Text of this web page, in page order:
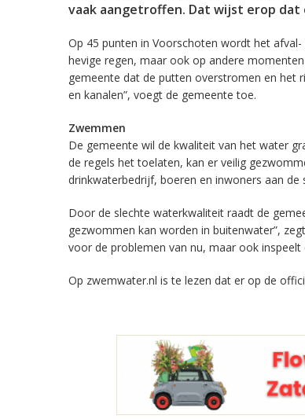
vaak aangetroffen. Dat wijst erop
Op 45 punten in Voorschoten wordt het
hevige regen, maar ook op andere
gemeente dat de putten overstromen en het
en kanalen”, voegt de gemeente toe.
Zwemmen
De gemeente wil de kwaliteit van het water
de regels het toelaten, kan er veilig
drinkwaterbedrijf, boeren en inwoners aan
Door de slechte waterkwaliteit raadt de
gezwommen kan worden in buitenwater”,
voor de problemen van nu, maar ook
Op zwemwater.nl is te lezen dat er op de